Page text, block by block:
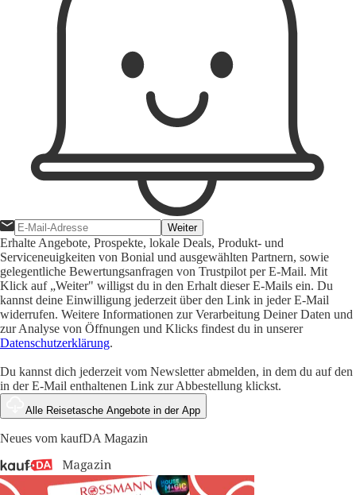
Weiter
Erhalte Angebote, Prospekte, lokale Deals, Produkt- und
Serviceneuigkeiten von Bonial und ausgewählten Partnern, sowie
gelegentliche Bewertungsanfragen von Trustpilot per E-Mail. Mit
Klick auf „Weiter" willigst du in den Erhalt dieser E-Mails ein. Du
kannst deine Einwilligung jederzeit über den Link in jeder E-Mail
widerrufen. Weitere Informationen zur Verarbeitung Deiner Daten und
zur Analyse von Öffnungen und Klicks findest du in unserer
Datenschutzerklärung.
Du kannst dich jederzeit vom Newsletter abmelden, in dem du auf den
in der E-Mail enthaltenen Link zur Abbestellung klickst.
Alle Reisetasche Angebote in der App
Neues vom kaufDA Magazin